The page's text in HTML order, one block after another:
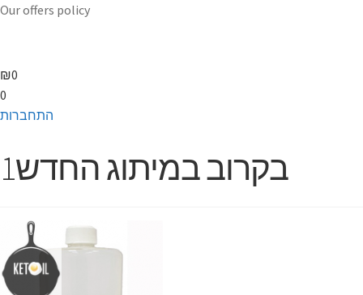
Our offers policy
₪0
0
התחברות
1בקרוב במיתוג החדש